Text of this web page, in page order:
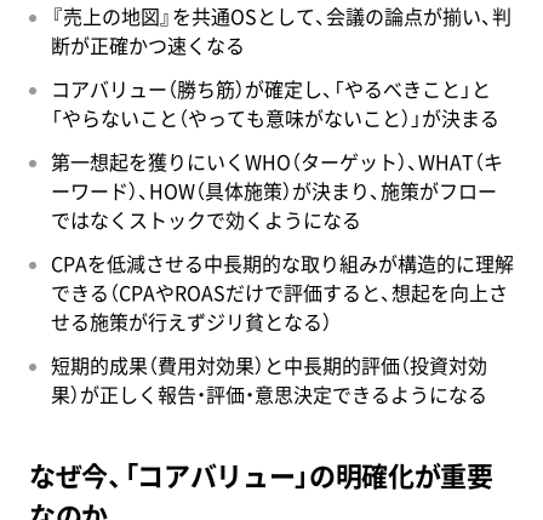
『売上の地図』を共通OSとして、会議の論点が揃い、判
断が正確かつ速くなる
コアバリュー（勝ち筋）が確定し、「やるべきこと」と
「やらないこと（やっても意味がないこと）」が決まる
第一想起を獲りにいくWHO（ターゲット）、WHAT（キ
ーワード）、HOW（具体施策）が決まり、施策がフロー
ではなくストックで効くようになる
CPAを低減させる中長期的な取り組みが構造的に理解
できる（CPAやROASだけで評価すると、想起を向上さ
せる施策が行えずジリ貧となる）
短期的成果（費用対効果）と中長期的評価（投資対効
果）が正しく報告・評価・意思決定できるようになる
なぜ今、「コアバリュー」の明確化が重要